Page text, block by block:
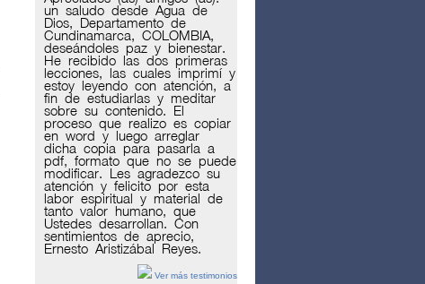
un saludo desde Agua de
Dios, Departamento de
Cundinamarca, COLOMBIA,
deseándoles paz y bienestar.
He recibido las dos primeras
lecciones, las cuales imprimí y
estoy leyendo con atención, a
fin de estudiarlas y meditar
sobre su contenido. El
proceso que realizo es copiar
en word y luego arreglar
dicha copia para pasarla a
pdf, formato que no se puede
modificar. Les agradezco su
atención y felicito por esta
labor espiritual y material de
tanto valor humano, que
Ustedes desarrollan. Con
sentimientos de aprecio,
Ernesto Aristizábal Reyes.
Ver más testimonios